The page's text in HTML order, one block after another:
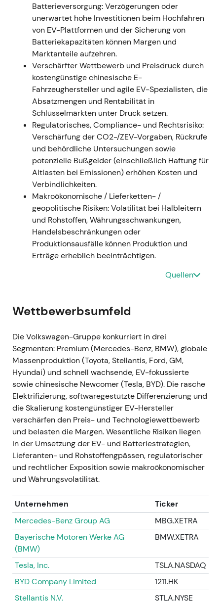
- Der Aufsichtsrat trennte sich von Herbert Diess;
Oliver Blume – damals noch Porsche-CEO – wurde
zum Konzernchef ernannt, mit Wirkung zum 1.
September 2022. Offiziell genannte Gründe:
strategische Differenzen, Kommunikationsprobleme
und Kostenüberschreitungen, insbesondere rund
um die Softwaretochter Cariad.[9]- Die
Wahrnehmung am Markt wechselte von einem
aktivistischen, tempo-getriebenen Führungsstil
(„Accelerate"-Strategie) hin zu Bedenken rund um
Governance, die Doppelrolle Blumes (Porsche und
VW gleichzeitig) sowie fehlende Klarheit bei der
Umsetzung. - Chartbild: erhöhte Volatilität und
kurzfristige Kursschwäche infolge der
Führungsunsicherheit.
29. September 2022 — Porsche-IPO (P911):
Wertrealisierung und Kapitalrückführung
- VW platzierte Porsche-AG-Vorzugsaktien zu 82,50
€ (oberes Ende der Preisspanne); bis zu 25 % der
1 Stammaktie an die Porsche Automobil Holding SE
veräußert. Die Porsche-Vorzüge begannen unter
des gesamten Bruttoerlöses als Sonderdividende
auszuschütten.[3],[1] ,[6]- Die Markterzählung
wandelte sich zu „Wertrealisierung und
Kapitalallokation" – Investoren begrüßten den
großen Mittelzufluss, der die EV-Transformation
finanzieren oder direkt an Aktionäre zurückfließen
sollte. Manche sahen darin allerdings auch eine
Reduzierung des langfristigen Upside-Potenzials
durch eine Premiummarke. - Chartbild: kurzfristige
Rallye und Neubewertung rund um IPO und
Dividendenankündigung, anschließend
Konsolidierung, während der Markt die Details der
Kapitalallokation verdaute.
---
Dezember 2022 – Anfang 2023 —
Außerordentliche Hauptversammlung und
Auszahlung der Sonderdividende
- VW berief eine außerordentliche
Hauptversammlung ein (Dezember 2022), um die
Ausschüttung von 49 % des IPO- und
Batterieversorgung: Verzögerungen oder
unerwartet hohe Investitionen beim Hochfahren
von EV-Plattformen und der Sicherung von
Batteriekapazitäten können Margen und
Marktanteile aufzehren.
Verschärfter Wettbewerb und Preisdruck durch
kostengünstige chinesische E-
Fahrzeughersteller und agile EV-Spezialisten, die
Absatzmengen und Rentabilität in
Schlüsselmärkten unter Druck setzen.
Regulatorisches, Compliance- und Rechtsrisiko:
Verschärfung der CO2-/ZEV-Vorgaben, Rückrufe
und behördliche Untersuchungen sowie
potenzielle Bußgelder (einschließlich Haftung für
Altlasten bei Emissionen) erhöhen Kosten und
Verbindlichkeiten.
Makroökonomische / Lieferketten- /
geopolitische Risiken: Volatilität bei Halbleitern
und Rohstoffen, Währungsschwankungen,
Handelsbeschränkungen oder
Produktionsausfälle können Produktion und
Erträge erheblich beeinträchtigen.
Quellen
Wettbewerbsumfeld
Die Volkswagen-Gruppe konkurriert in drei
Segmenten: Premium (Mercedes-Benz, BMW), globale
Massenproduktion (Toyota, Stellantis, Ford, GM,
Hyundai) und schnell wachsende, EV-fokussierte
sowie chinesische Newcomer (Tesla, BYD). Die rasche
Elektrifizierung, softwaregestützte Differenzierung und
die Skalierung kostengünstiger EV-Hersteller
verschärfen den Preis- und Technologiewettbewerb
und belasten die Margen. Wesentliche Risiken liegen
in der Umsetzung der EV- und Batteriestrategien,
Lieferanten- und Rohstoffengpässen, regulatorischer
und rechtlicher Exposition sowie makroökonomischer
und Währungsvolatilität.
Unternehmen
Ticker
Mercedes-Benz Group AG
MBG.XETRA
Bayerische Motoren Werke AG
(BMW)
BMW.XETRA
Tesla, Inc.
TSLA.NASDAQ
BYD Company Limited
1211.HK
Stellantis N.V.
STLA.NYSE